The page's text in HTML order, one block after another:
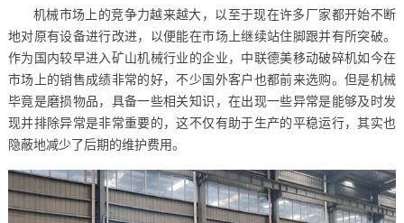
机械市场上的竞争力越来越大，以至于现在许多厂家都开始不断
地对原有设备进行改进，以便能在市场上继续站住脚跟并有所突破。
作为国内较早进入矿山机械行业的企业，中联德美移动破碎机如今在
市场上的销售成绩非常的好，不少国外客户也都前来选购。但是机械
毕竟是磨损物品，具备一些相关知识，在出现一些异常是能够及时发
现并排除异常是非常重要的，这不仅有助于生产的平稳运行，其实也
隐蔽地减少了后期的维护费用。